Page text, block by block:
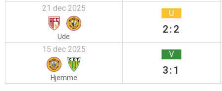
21 dec 2025
Ude
U
2:2
15 dec 2025
Hjemme
V
3:1